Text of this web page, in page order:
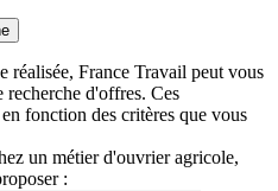
réalisée, France Travail peut vous
recherche d'offres. Ces
fonction des critères que vous
un métier d'ouvrier agricole,
: